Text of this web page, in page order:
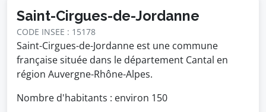
Saint-Cirgues-de-Jordanne
CODE INSEE : 15178
Saint-Cirgues-de-Jordanne est une commune
française située dans le département Cantal en
région Auvergne-Rhône-Alpes.
Nombre d'habitants : environ 150